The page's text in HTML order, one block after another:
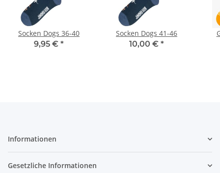
Socken Dogs 36-40
9,95 € *
Socken Dogs 41-46
10,00 € *
Informationen
Gesetzliche Informationen